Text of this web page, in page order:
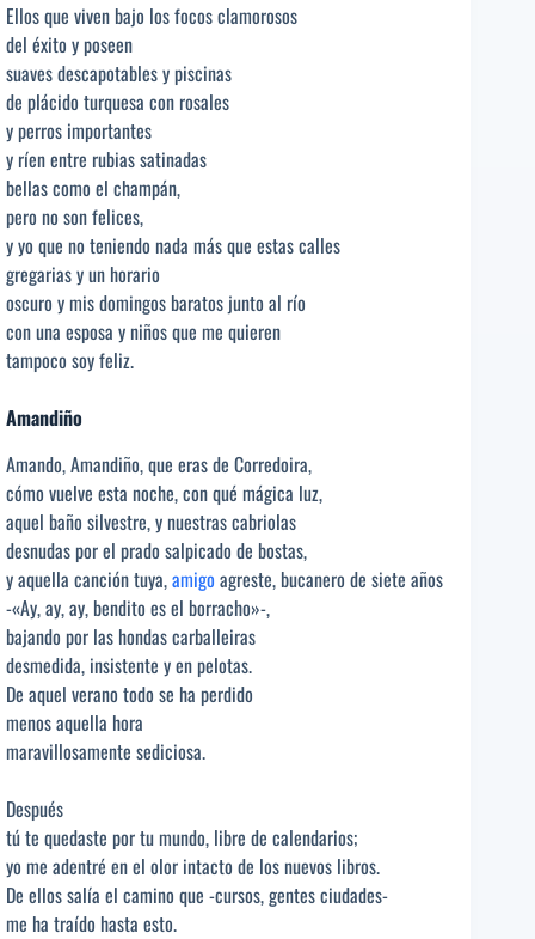
Ellos que viven bajo los focos clamorosos
del éxito y poseen
suaves descapotables y piscinas
de plácido turquesa con rosales
y perros importantes
y ríen entre rubias satinadas
bellas como el champán,
pero no son felices,
y yo que no teniendo nada más que estas calles
gregarias y un horario
oscuro y mis domingos baratos junto al río
con una esposa y niños que me quieren
tampoco soy feliz.
Amandiño
Amando, Amandiño, que eras de Corredoira,
cómo vuelve esta noche, con qué mágica luz,
aquel baño silvestre, y nuestras cabriolas
desnudas por el prado salpicado de bostas,
y aquella canción tuya,amigo agreste, bucanero de siete años
-«Ay, ay, ay, bendito es el borracho»-,
bajando por las hondas carballeiras
desmedida, insistente y en pelotas.
De aquel verano todo se ha perdido
menos aquella hora
maravillosamente sediciosa.
Después
tú te quedaste por tu mundo, libre de calendarios;
yo me adentré en el olor intacto de los nuevos libros.
De ellos salía el camino que -cursos, gentes ciudades-
me ha traído hasta esto.